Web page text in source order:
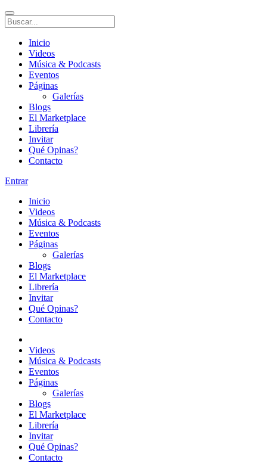
Inicio
Videos
Música & Podcasts
Eventos
Páginas
Galerías
Blogs
El Marketplace
Librería
Invitar
Qué Opinas?
Contacto
Entrar
Inicio
Videos
Música & Podcasts
Eventos
Páginas
Galerías
Blogs
El Marketplace
Librería
Invitar
Qué Opinas?
Contacto
Videos
Música & Podcasts
Eventos
Páginas
Galerías
Blogs
El Marketplace
Librería
Invitar
Qué Opinas?
Contacto